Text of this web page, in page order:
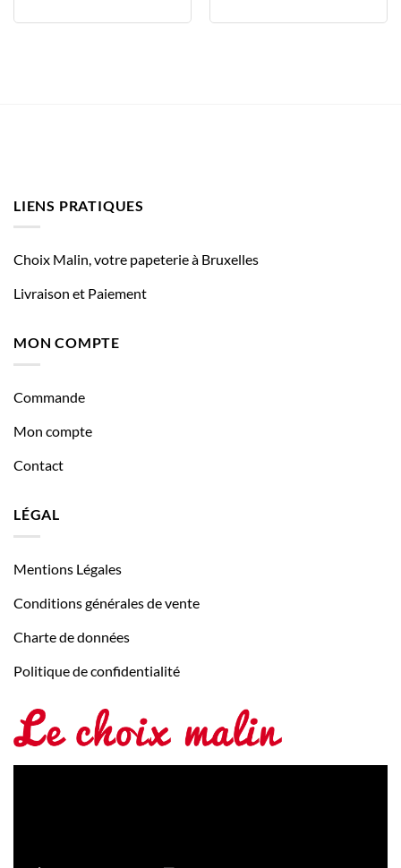
LIENS PRATIQUES
Choix Malin, votre papeterie à Bruxelles
Livraison et Paiement
MON COMPTE
Commande
Mon compte
Contact
LÉGAL
Mentions Légales
Conditions générales de vente
Charte de données
Politique de confidentialité